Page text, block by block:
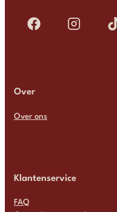
Over
Over ons
Klantenservice
FAQ